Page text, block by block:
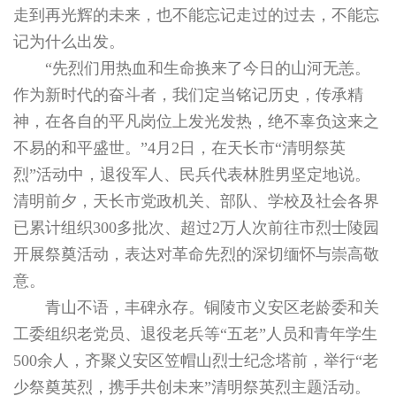
走到再光辉的未来，也不能忘记走过的过去，不能忘
记为什么出发。
“先烈们用热血和生命换来了今日的山河无恙。
作为新时代的奋斗者，我们定当铭记历史，传承精
神，在各自的平凡岗位上发光发热，绝不辜负这来之
不易的和平盛世。”4月2日，在天长市“清明祭英
烈”活动中，退役军人、民兵代表林胜男坚定地说。
清明前夕，天长市党政机关、部队、学校及社会各界
已累计组织300多批次、超过2万人次前往市烈士陵园
开展祭奠活动，表达对革命先烈的深切缅怀与崇高敬
意。
青山不语，丰碑永存。铜陵市义安区老龄委和关
工委组织老党员、退役老兵等“五老”人员和青年学生
500余人，齐聚义安区笠帽山烈士纪念塔前，举行“老
少祭奠英烈，携手共创未来”清明祭英烈主题活动。